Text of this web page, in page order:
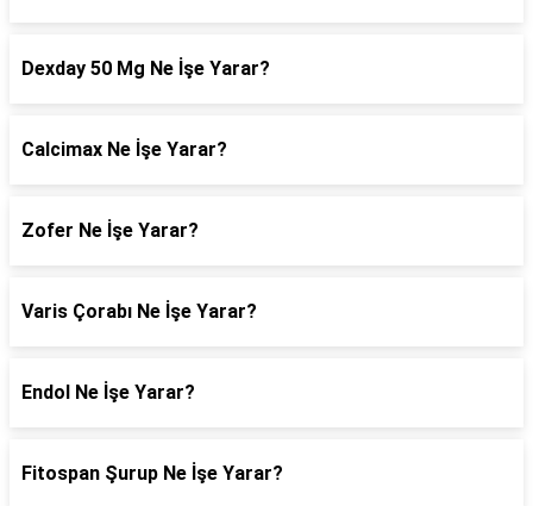
Dexday 50 Mg Ne İşe Yarar?
Calcimax Ne İşe Yarar?
Zofer Ne İşe Yarar?
Varis Çorabı Ne İşe Yarar?
Endol Ne İşe Yarar?
Fitospan Şurup Ne İşe Yarar?